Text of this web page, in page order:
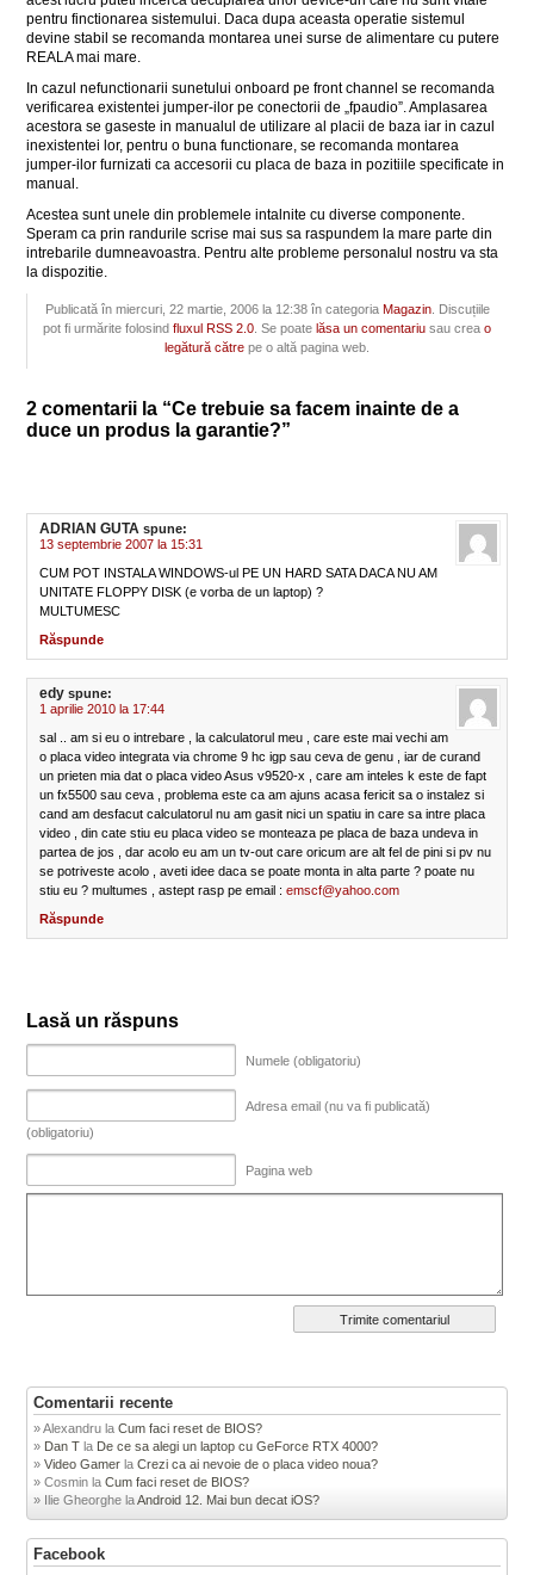
pentru finctionarea sistemului. Daca dupa aceasta operatie sistemul
devine stabil se recomanda montarea unei surse de alimentare cu putere
REALA mai mare.
In cazul nefunctionarii sunetului onboard pe front channel se recomanda
verificarea existentei jumper-ilor pe conectorii de „fpaudio”. Amplasarea
acestora se gaseste in manualul de utilizare al placii de baza iar in cazul
inexistentei lor, pentru o buna functionare, se recomanda montarea
jumper-ilor furnizati ca accesorii cu placa de baza in pozitiile specificate in
manual.
Acestea sunt unele din problemele intalnite cu diverse componente.
Speram ca prin randurile scrise mai sus sa raspundem la mare parte din
intrebarile dumneavoastra. Pentru alte probleme personalul nostru va sta
la dispozitie.
Publicată în miercuri, 22 martie, 2006 la 12:38 în categoria Magazin. Discuțiile
pot fi urmărite folosindfluxul RSS 2.0 . Se poatelăsa un comentariu sau creao
legătură către pe o altă pagina web.
2 comentarii la “Ce trebuie sa facem inainte de a
duce un produs la garantie?”
ADRIAN GUTA spune:
13 septembrie 2007 la 15:31
CUM POT INSTALA WINDOWS-ul PE UN HARD SATA DACA NU AM
UNITATE FLOPPY DISK (e vorba de un laptop) ?
MULTUMESC
Răspunde
edy spune:
1 aprilie 2010 la 17:44
sal .. am si eu o intrebare , la calculatorul meu , care este mai vechi am
o placa video integrata via chrome 9 hc igp sau ceva de genu , iar de curand
un prieten mia dat o placa video Asus v9520-x , care am inteles k este de fapt
un fx5500 sau ceva , problema este ca am ajuns acasa fericit sa o instalez si
cand am desfacut calculatorul nu am gasit nici un spatiu in care sa intre placa
video , din cate stiu eu placa video se monteaza pe placa de baza undeva in
partea de jos , dar acolo eu am un tv-out care oricum are alt fel de pini si pv nu
se potriveste acolo , aveti idee daca se poate monta in alta parte ? poate nu
stiu eu ? multumes , astept rasp pe email :emscf@yahoo.com
Răspunde
Lasă un răspuns
Numele (obligatoriu)
Adresa email (nu va fi publicată)
(obligatoriu)
Pagina web
Comentarii recente
Alexandru laCum faci reset de BIOS?
Dan T la De ce sa alegi un laptop cu GeForce RTX 4000?
Video Gamer laCrezi ca ai nevoie de o placa video noua?
Cosmin laCum faci reset de BIOS?
Ilie Gheorghe laAndroid 12. Mai bun decat iOS?
Facebook